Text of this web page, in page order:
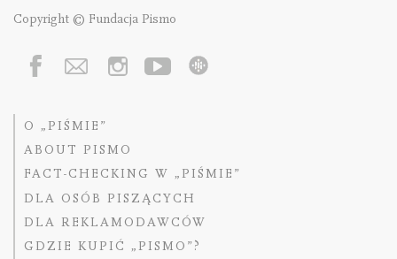
Copyright © Fundacja Pismo
O „PIŚMIE”
ABOUT PISMO
FACT-CHECKING W „PIŚMIE”
DLA OSÓB PISZĄCYCH
DLA REKLAMODAWCÓW
GDZIE KUPIĆ „PISMO”?